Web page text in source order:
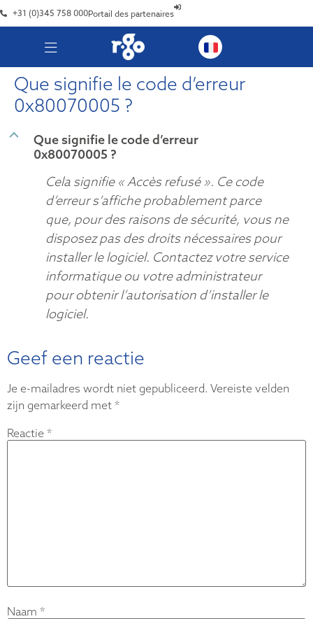
+31 (0)345 758 000Portail des partenaires
Que signifie le code d’erreur
0x80070005 ?
B
Que signifie le code d’erreur
0x80070005 ?
Cela signifie « Accès refusé ». Ce code
d’erreur s’affiche probablement parce
que, pour des raisons de sécurité, vous ne
disposez pas des droits nécessaires pour
installer le logiciel. Contactez votre service
informatique ou votre administrateur
pour obtenir l’autorisation d’installer le
logiciel.
Geef een reactie
Je e-mailadres wordt niet gepubliceerd. Vereiste velden
zijn gemarkeerd met *
Reactie *
Naam *